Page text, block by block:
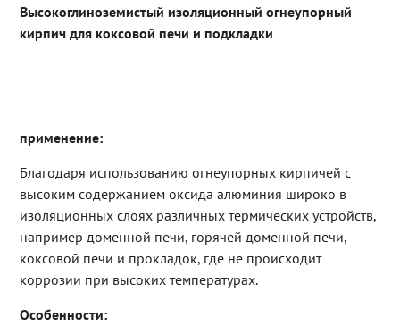
Высокоглиноземистый изоляционный огнеупорный
кирпич для коксовой печи и подкладки
применение:
Благодаря использованию огнеупорных кирпичей с
высоким содержанием оксида алюминия широко в
изоляционных слоях различных термических устройств,
например доменной печи, горячей доменной печи,
коксовой печи и прокладок, где не происходит
коррозии при высоких температурах.
Особенности: